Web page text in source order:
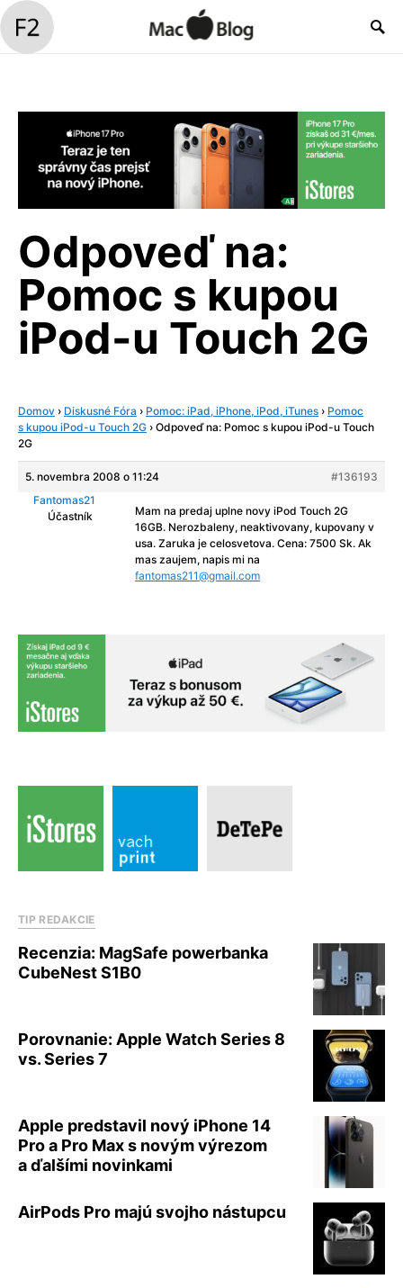
Odpoveď na:
Pomoc s kupou
iPod-u Touch 2G
Domov › Diskusné Fóra › Pomoc: iPad, iPhone, iPod, iTunes › Pomoc
s kupou iPod-u Touch 2G › Odpoveď na: Pomoc s kupou iPod-u Touch
2G
5. novembra 2008 o 11:24
#136193
Fantomas21
Účastník
Mam na predaj uplne novy iPod Touch 2G
16GB. Nerozbaleny, neaktivovany, kupovany v
usa. Zaruka je celosvetova. Cena: 7500 Sk. Ak
mas zaujem, napis mi na
fantomas211@gmail.com
TIP REDAKCIE
Recenzia: MagSafe powerbanka
CubeNest S1B0
Porovnanie: Apple Watch Series 8
vs. Series 7
Apple predstavil nový iPhone 14
Pro a Pro Max s novým výrezom
a ďalšími novinkami
AirPods Pro majú svojho nástupcu